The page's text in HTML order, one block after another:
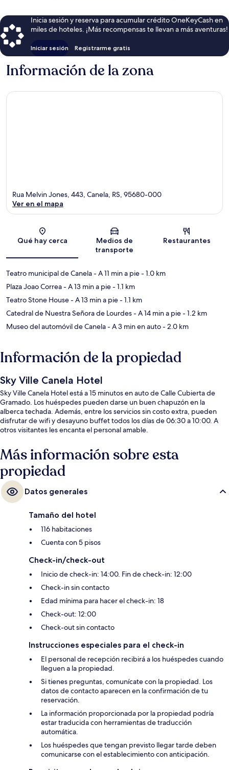
Inicia sesión y reserva para acumular crédito OneKeyCash en
miles de hoteles. ¡Más recompensas te llevan a más aventuras!
Iniciar sesión Registrarme gratis
Información de la zona
Sección del mapa
Rua Melvin Jones, 443, Canela, RS, 95680-000
Ver en el mapa
Qué hay cerca
Medios de
transporte
Restaurantes
Teatro municipal de Canela- A 11 min a pie- 1.0 km
Plaza Joao Correa- A 13 min a pie- 1.1 km
Teatro Stone House- A 13 min a pie- 1.1 km
Catedral de Nuestra Señora de Lourdes- A 14 min a pie- 1.2 km
Museo del automóvil de Canela- A 3 min en auto- 2.0 km
Información de la propiedad
Sky Ville Canela Hotel
Sky Ville Canela Hotel está a 15 minutos en auto de Calle Cubierta de
Gramado. Los huéspedes pueden darse un buen chapuzón en la
alberca techada. Además, entre los servicios sin costo extra, pueden
disfrutar de wifi y desayuno buffet todos los días de 06:30 a 10:00. A
otros visitantes les encanta el personal amable.
Más información sobre esta
propiedad
Datos generales
Tamaño del hotel
116 habitaciones
Cuenta con 5 pisos
Check-in/check-out
Inicio de check-in: 14:00. Fin de check-in: 12:00
Check-in sin contacto
Edad mínima para hacer el check-in: 18
Check-out: 12:00
Check-out sin contacto
Instrucciones especiales para el check-in
El personal de recepción recibirá a los huéspedes cuando
lleguen a la propiedad.
Si tienes preguntas, comunícate con la propiedad. Los
datos de contacto aparecen en la confirmación de tu
reservación.
La información proporcionada por la propiedad podría
estar traducida con herramientas de traducción
automática.
Los huéspedes que tengan previsto llegar tarde deben
comunicarse con el establecimiento con anticipación.